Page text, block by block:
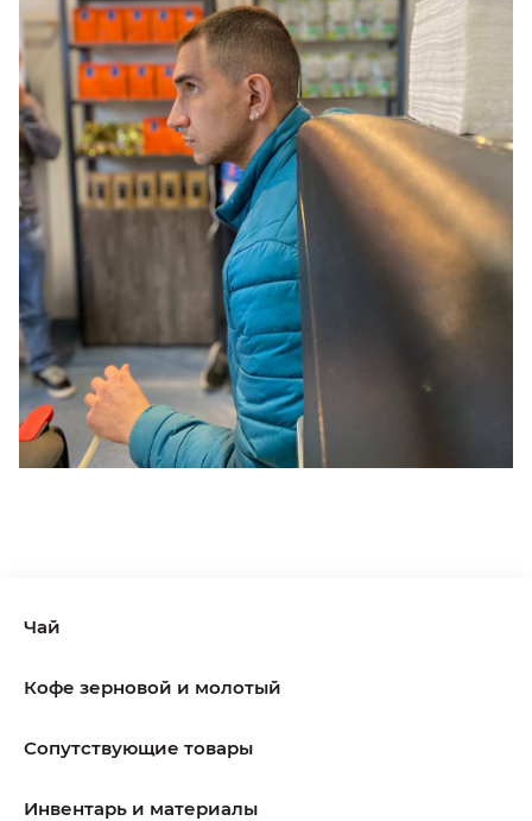
Чай
Кофе зерновой и молотый
Сопутствующие товары
Инвентарь и материалы